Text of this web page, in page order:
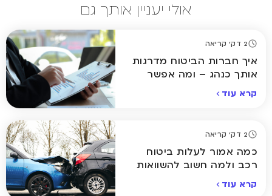
אולי יעניין אותך גם
2 דק' קריאה
איך חברות הביטוח מדרגות
אותך כנהג – ומה אפשר
קרא עוד
2 דק' קריאה
כמה אמור לעלות ביטוח
רכב ולמה חשוב להשוואות
קרא עוד